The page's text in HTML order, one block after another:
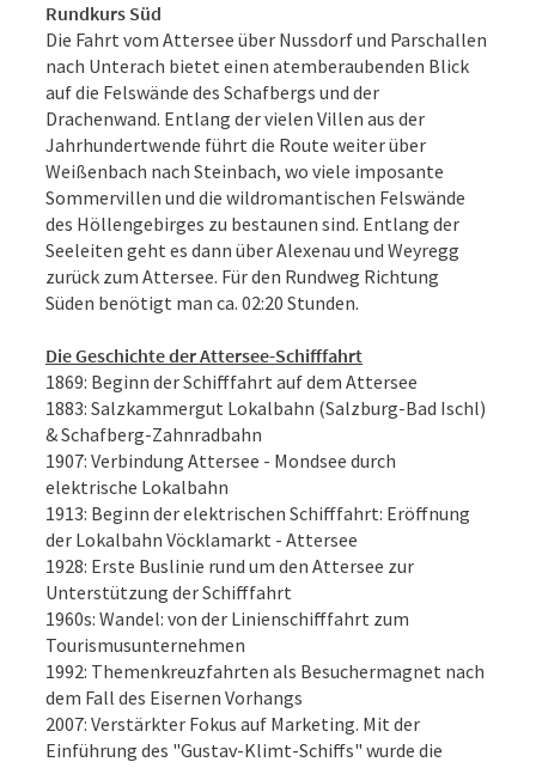
Rundkurs Süd
Die Fahrt vom Attersee über Nussdorf und Parschallen
nach Unterach bietet einen atemberaubenden Blick
auf die Felswände des Schafbergs und der
Drachenwand. Entlang der vielen Villen aus der
Jahrhundertwende führt die Route weiter über
Weißenbach nach Steinbach, wo viele imposante
Sommervillen und die wildromantischen Felswände
des Höllengebirges zu bestaunen sind. Entlang der
Seeleiten geht es dann über Alexenau und Weyregg
zurück zum Attersee. Für den Rundweg Richtung
Süden benötigt man ca. 02:20 Stunden.
Die Geschichte der Attersee-Schifffahrt
1869: Beginn der Schifffahrt auf dem Attersee
1883: Salzkammergut Lokalbahn (Salzburg-Bad Ischl)
& Schafberg-Zahnradbahn
1907: Verbindung Attersee - Mondsee durch
elektrische Lokalbahn
1913: Beginn der elektrischen Schifffahrt: Eröffnung
der Lokalbahn Vöcklamarkt - Attersee
1928: Erste Buslinie rund um den Attersee zur
Unterstützung der Schifffahrt
1960s: Wandel: von der Linienschifffahrt zum
Tourismusunternehmen
1992: Themenkreuzfahrten als Besuchermagnet nach
dem Fall des Eisernen Vorhangs
2007: Verstärkter Fokus auf Marketing. Mit der
Einführung des "Gustav-Klimt-Schiffs" wurde die